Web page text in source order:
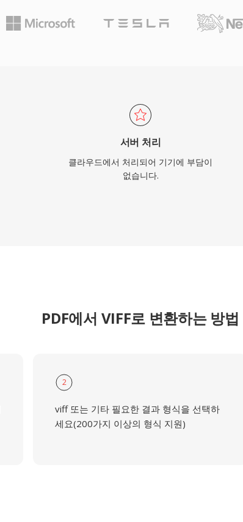
서버 처리
클라우드에서 처리되어 기기에 부담이
없습니다.
PDF에서 VIFF로 변환하는 방법
2
viff 또는 기타 필요한 결과 형식을 선택하
세요(200가지 이상의 형식 지원)